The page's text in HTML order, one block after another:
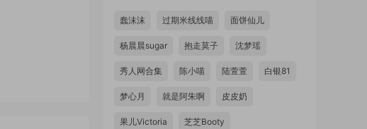
蠢沫沫 过期米线线喵 面饼仙儿
杨晨晨sugar 抱走莫子 沈梦瑶
秀人网合集 陈小喵 陆萱萱 白银81
梦心月 就是阿朱啊 皮皮奶
果儿Victoria 芝芝Booty